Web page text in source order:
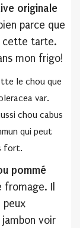
originale
parce que
cette tarte.
mon frigo!
le chou que
var.
chou cabus
qui peut
fort.
pommé
fromage. Il
peux
voir